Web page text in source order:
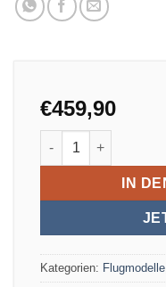
€459,90
FUNCUB XL ND RR
IN
Kategorien: Flugmodelle